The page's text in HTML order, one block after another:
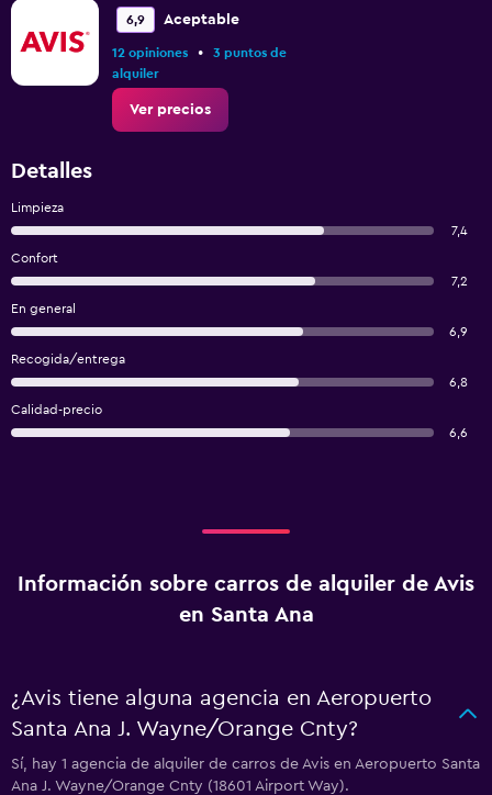
6,9 Aceptable
12 opiniones •
3 puntos de
alquiler
Ver precios
Detalles
Limpieza
7,4
Confort
7,2
En general
6,9
Recogida/entrega
6,8
Calidad-precio
6,6
Información sobre carros de alquiler de Avis
en Santa Ana
¿Avis tiene alguna agencia en Aeropuerto
Santa Ana J. Wayne/Orange Cnty?
Sí, hay 1 agencia de alquiler de carros de Avis en Aeropuerto Santa
Ana J. Wayne/Orange Cnty (18601 Airport Way).